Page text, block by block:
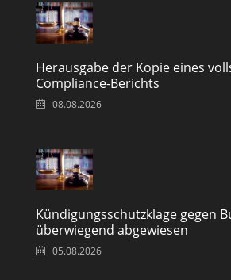
Herausgabe der Kopie eines
Compliance-Berichts
08.08.2026
Kündigungsschutzklage gegen
überwiegend abgewiesen
05.08.2026